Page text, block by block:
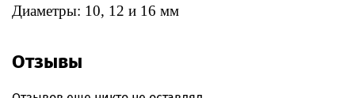
Диаметры: 10, 12 и 16 мм
Отзывы